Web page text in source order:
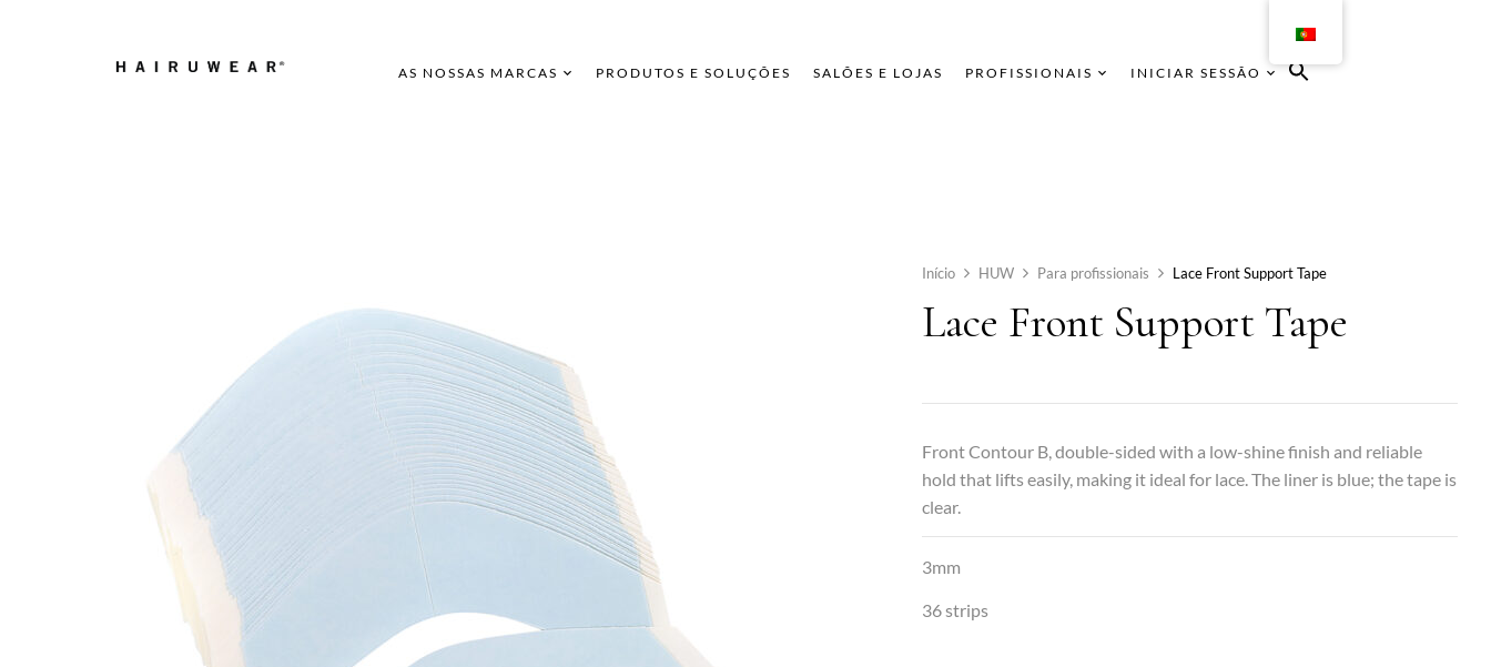
AS NOSSAS MARCAS PRODUTOS E SOLUÇÕES SALÕES E LOJAS PROFISSIONAIS INICIAR SESSÃO
Início HUW Para profissionais Lace Front Support Tape
Lace Front Support Tape
Front Contour B, double-sided with a low-shine finish and reliable
hold that lifts easily, making it ideal for lace. The liner is blue; the tape is
clear.
3mm
36 strips